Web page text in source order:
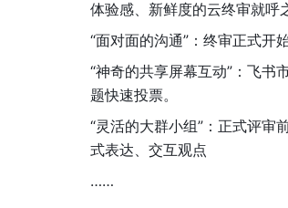
体验感、新鲜度的云终审就
“面对面的沟通”：终审正式开
“神奇的共享屏幕互动”：飞书
题快速投票。
“灵活的大群小组”：正式评审
式表达、交互观点
……